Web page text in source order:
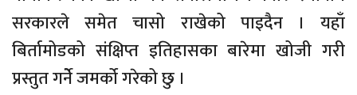
सरकारले समेत चासो राखेको पाइदैन । यहाँ
बिर्तामोडको संक्षिप्त इतिहासका बारेमा खोजी गरी
प्रस्तुत गर्नेे जमर्को गरेको छु ।